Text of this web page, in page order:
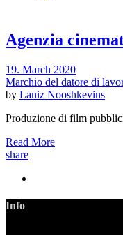
Agenzia
19. March 2020
Marchio del datore di
by Laniz Nooshkevins
Produzione di film
Read More
share
Info